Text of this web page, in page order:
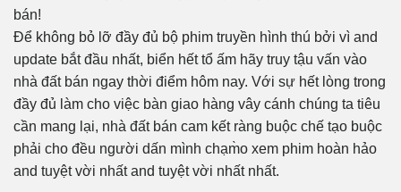
bán!
Để không bỏ lỡ đầy đủ bộ phim truyền hình thú bởi vì and
update bắt đầu nhất, biển hết tổ ấm hãy truy tậu vấn vào
nhà đất bán ngay thời điểm hôm nay. Với sự hết lòng trong
đầy đủ làm cho việc bàn giao hàng vây cánh chúng ta tiêu
cần mang lại, nhà đất bán cam kết ràng buộc chế tạo buộc
phải cho đều người dấn mình chạm̀o xem phim hoàn hảo
and tuyệt vời nhất and tuyệt vời nhất nhất.